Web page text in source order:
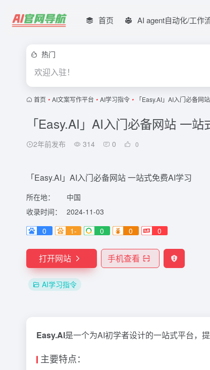
首页 AI agent自动化/工作
热门
欢迎入驻！
首页 • AI文案写作平台 • AI学习指令 • 「Easy.AI」AI入门必备网
「Easy.AI」AI入门必备网站 一
2年前发布 314 0 0
「Easy.AI」AI入门必备网站 一站式免费AI学习
所在地：
中国
收录时间：
2024-11-03
0
1- 0 0 0
打开网站 手机查看
AI学习指令
Easy.Al是一个为AI初学者设计的一站式平台，
主要特点：